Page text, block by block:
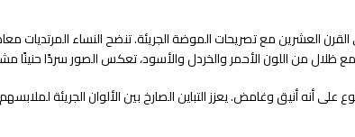
القرن العشرين مع تصريحات الموضة الجريئة. تنضح النساء
من اللون الأحمر والخردل والأسود، تعكس الصور سردًا حنينًا
على أنه أنيق وغامض. يعزز التباين الصارخ بين الألوان الجريئة